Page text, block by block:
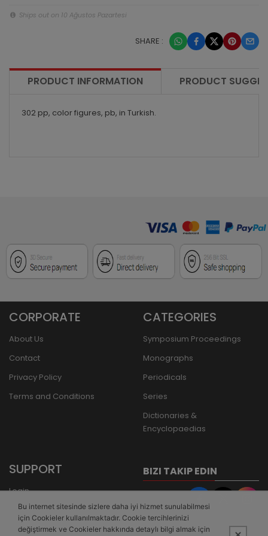
Ships out on 10 Ağustos Pazartesi
SHARE :
PRODUCT INFORMATION PRODUCT
302 pp, color figures, pb, in Turkish.
CORPORATE
About Us
Contact
Privacy Policy
Terms and Conditions
CATEGORIES
Symposium Proceedings
Monographs
Periodicals
Series
Dictionaries &
Encyclopaedias
SUPPORT
Login
Register
Forgot Password
BIZI TAKIP EDIN
Bu internet sitesinde sizlere daha iyi hizmet sunulabilmesi
için Cookieler kullanılmaktadır. Cookie tercihlerinizi
değiştirmek ve Cookieler hakkında detaylı bilgi almak için